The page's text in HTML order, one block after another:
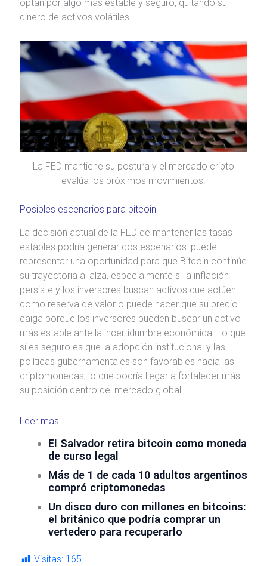
optan por algo más estable y seguro, quitando su
dinero de activos volátiles.
La FED mantiene su postura y el mercado cripto
evalúa los próximos movimientos.
Posibles escenarios para bitcoin
La decisión actual de la FED de mantener las tasas
estables podría generar dos escenarios: puede
representar una oportunidad para que Bitcoin continúe
su trayectoria al alza, especialmente si la inflación
persiste y los inversores buscan activos que actúen
como reserva de valor o puede hacer que su precio
caiga porque los inversores pueden buscar un activo
más estable ante la incertidumbre económica. Lo que
sí es seguro es que la adopción institucional y las
políticas gubernamentales son favorables hacia las
criptomonedas, lo que podría llegar a fortalecer más
su posición dentro del mercado global.
Leer mas
El Salvador retira bitcoin como moneda
de curso legal
Más de 1 de cada 10 adultos argentinos
compró criptomonedas
Un disco duro con millones en bitcoins:
el británico que podría comprar un
vertedero para recuperarlo
Visitas: 165